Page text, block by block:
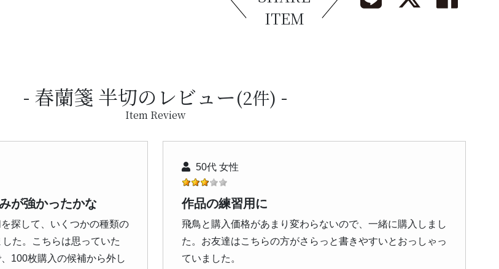
ITEM
春蘭箋 半切のレビュー(2件)
Item Review
が強かったかな
探して、いくつかの種類の
た。こちらは思っていた
100枚購入の候補から外し
50代 女性
作品の練習用に
飛鳥と購入価格があまり変わらないので、一緒に購入しまし
た。お友達はこちらの方がさらっと書きやすいとおっしゃっ
ていました。